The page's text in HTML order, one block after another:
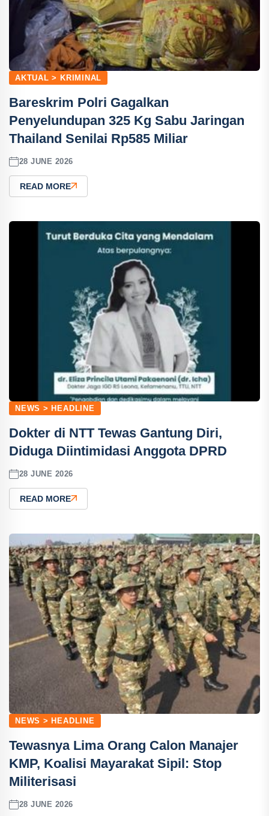
AKTUAL > KRIMINAL
Bareskrim Polri Gagalkan
Penyelundupan 325 Kg Sabu Jaringan
Thailand Senilai Rp585 Miliar
28 JUNE 2026
READ MORE
NEWS > HEADLINE
Dokter di NTT Tewas Gantung Diri,
Diduga Diintimidasi Anggota DPRD
28 JUNE 2026
READ MORE
NEWS > HEADLINE
Tewasnya Lima Orang Calon Manajer
KMP, Koalisi Mayarakat Sipil: Stop
Militerisasi
28 JUNE 2026